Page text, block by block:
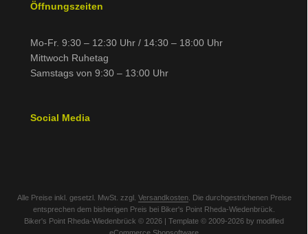
Öffnungszeiten
Mo-Fr. 9:30 – 12:30 Uhr / 14:30 – 18:00 Uhr
Mittwoch Ruhetag
Samstags von 9:30 – 13:00 Uhr
Social Media
Alle Preise inkl. gesetzl. MwSt. zzgl. Versandkosten. Die durchgestrichenen Preise
entsprechen dem bisherigen Preis bei Biker's Point Rheda-Wiedenbrück.
Biker's Point Rheda-Wiedenbrück © 2026 | Template © 2009-2026 by modified